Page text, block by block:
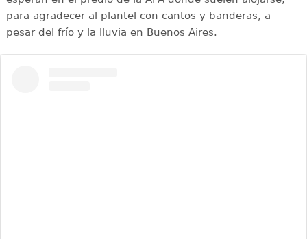
para agradecer al plantel con cantos y banderas, a
pesar del frío y la lluvia en Buenos Aires.